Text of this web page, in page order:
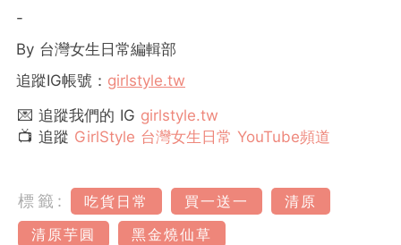
-
By 台灣女生日常編輯部
追蹤IG帳號： girlstyle.tw
💌 追蹤我們的 IG girlstyle.tw
📺 追蹤 GirlStyle 台灣女生日常 YouTube頻道
標籤: 吃貨日常 買一送一
清原
清原芋圓
黑金燒仙草